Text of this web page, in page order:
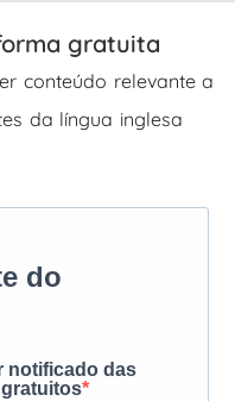
gratuita
conteúdo relevante a
da língua inglesa
do
notificado das